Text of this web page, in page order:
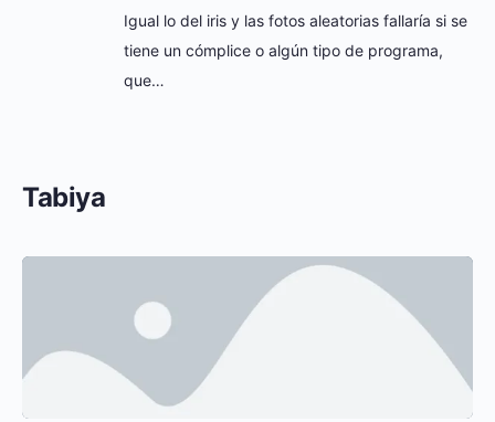
Tabiya
Igual lo del iris y las fotos aleatorias fallaría si se
tiene un cómplice o algún tipo de programa,
que…